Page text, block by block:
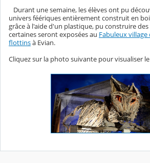
Durant une semaine, les élèves ont pu
univers féériques entièrement construit en
grâce à l'aide d'un plastique, pu construire
certaines seront exposées au Fabuleux village
flottinsà Evian.
Cliquez sur la photo suivante pour visualiser